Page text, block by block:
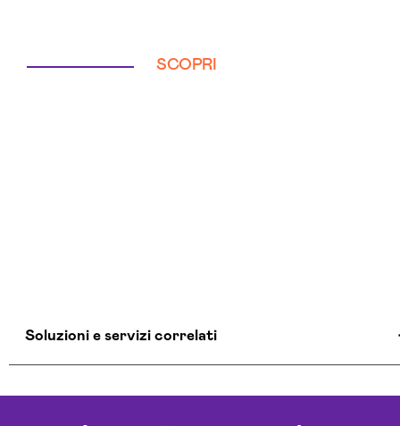
SCOPRI
Soluzioni e servizi correlati
Aziende Intelligenza Artificiale Verona